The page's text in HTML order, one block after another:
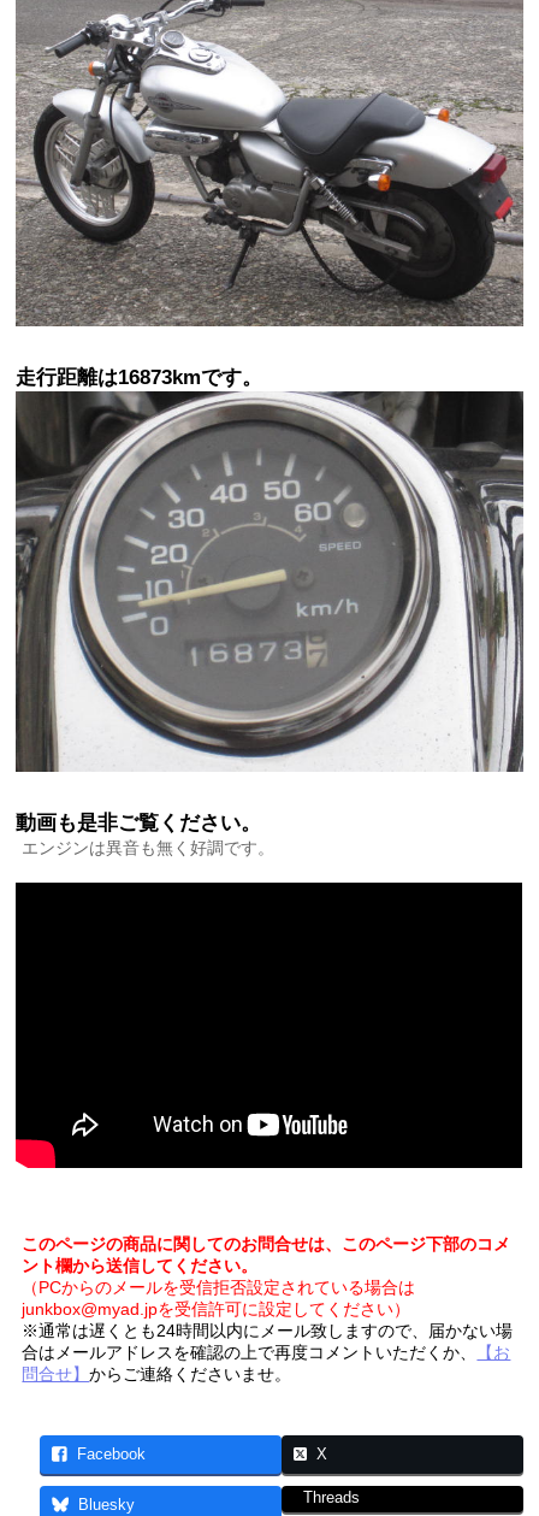
走行距離は16873kmです。
動画も是非ご覧ください。
エンジンは異音も無く好調です。
このページの商品に関してのお問合せは、このページ下部のコメ
ント欄から送信してください。
（PCからのメールを受信拒否設定されている場合は
junkbox@myad.jpを受信許可に設定してください）
※通常は遅くとも24時間以内にメール致しますので、届かない場
合はメールアドレスを確認の上で再度コメントいただくか、
【お
問合せ】からご連絡くださいませ。
Facebook X
Bluesky Threads